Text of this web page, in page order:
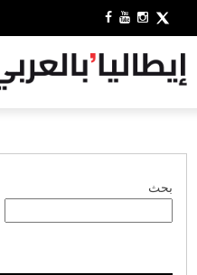
بحث